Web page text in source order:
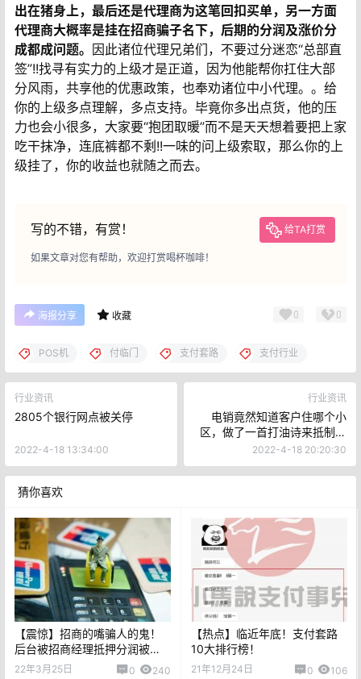
出在猪身上，最后还是代理商为这笔回扣买单，另一方面
代理商大概率是挂在招商骗子名下，后期的分润及涨价分
成都成问题。 因此诸位代理兄弟们，不要过分迷恋“总部直
签”!!找寻有实力的上级才是正道，因为他能帮你扛住大部
分风雨，共享他的优惠政策，也奉劝诸位中小代理。。给
你的上级多点理解，多点支持。毕竟你多出点货，他的压
力也会小很多，大家要“抱团取暖”而不是天天想着要把上家
吃干抹净，连底裤都不剩!!一味的问上级索取，那么你的上
级挂了，你的收益也就随之而去。
写的不错，有赏！ 给TA打赏
如果文章对您有帮助，欢迎打赏喝杯咖啡！
海报分享 收藏 0 0
POS机 付临门 支付套路 支付行业
行业资讯
2805个银行网点被关停
2022-4-18 13:34:00
行业资讯
电销竟然知道客户住哪个小
区，做了一首打油诗来抵制电
销
2022-4-18 20:20:30
猜你喜欢
【震惊】招商的嘴骗人的鬼！
后台被招商经理抵押分润被
断！
22年3月25日 0 240
【热点】临近年底！支付套路
10大排行榜！
21年12月24日 0 106